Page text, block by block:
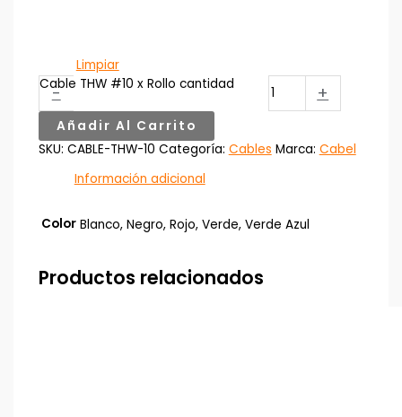
Limpiar
-
Cable THW #10 x Rollo cantidad +
Añadir Al Carrito
SKU: CABLE-THW-10 Categoría: Cables Marca: Cabel
Información adicional
Color Blanco, Negro, Rojo, Verde, Verde Azul
Productos relacionados